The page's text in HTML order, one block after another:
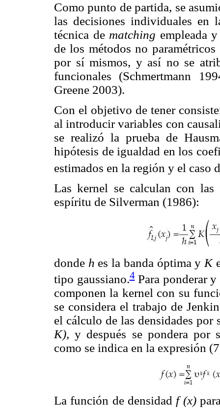
Como punto de partida, se
las decisiones individuales en
técnica de matching empleada
de los métodos no
por sí mismos, y así no se
funcionales (Schmertmann
Greene 2003).
Con el objetivo de tener
al introducir variables con
se realizó la prueba de
hipótesis de igualdad en los
estimados en la región y el caso
Las kernel se calculan con
espíritu de Silverman (1986):
donde h es la banda óptima y K
tipo gaussiano.4Para ponderar y
componen la kernel con su
se considera el trabajo de
el cálculo de las densidades
K),y después se pondera por
como se indica en la expresión
La función de densidad f (x)